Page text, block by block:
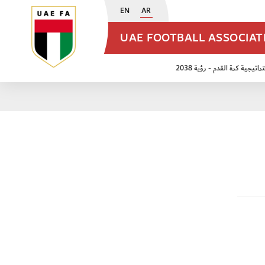
EN AR
UAE FOOTBALL
كرة القدم - رؤية 2038